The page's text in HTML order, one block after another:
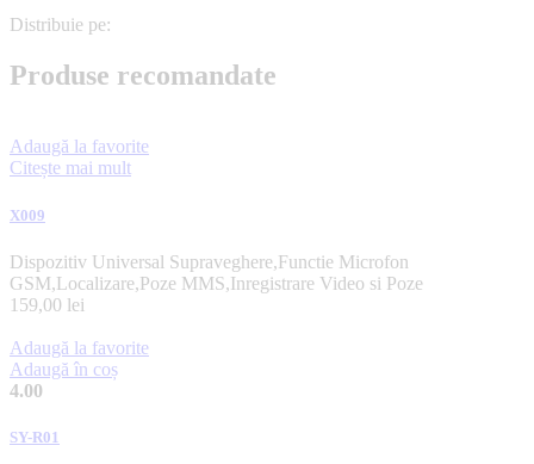
Distribuie pe:
Produse recomandate
Adaugă la favorite
Citește mai mult
X009
Dispozitiv Universal Supraveghere,Functie Microfon
GSM,Localizare,Poze MMS,Inregistrare Video si Poze
159,00 lei
Adaugă la favorite
Adaugă în coș
4.00
SY-R01